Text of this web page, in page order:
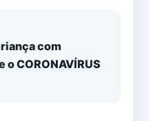
com
CORONAVÍRUS